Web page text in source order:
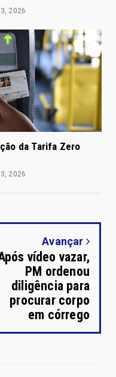
2026
da Tarifa Zero
2026
Avançar
vídeo vazar,
PM ordenou
diligência para
procurar corpo
em córrego